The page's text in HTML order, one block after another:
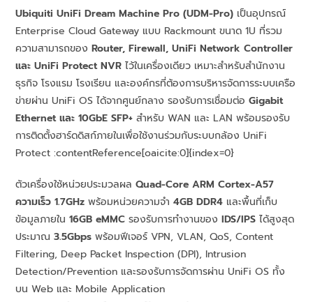
Ubiquiti UniFi Dream Machine Pro (UDM-Pro) เป็นอุปกรณ์
Enterprise Cloud Gateway แบบ Rackmount ขนาด 1U ที่รวม
ความสามารถของRouter, Firewall, UniFi Network Controller
และ UniFi Protect NVR ไว้ในเครื่องเดียว เหมาะสำหรับสำนักงาน
ธุรกิจ โรงแรม โรงเรียน และองค์กรที่ต้องการบริหารจัดการระบบเครือ
ข่ายผ่าน UniFi OS ได้จากศูนย์กลาง รองรับการเชื่อมต่อGigabit
Ethernet และ 10GbE SFP+ สำหรับ WAN และ LAN พร้อมรองรับ
การติดตั้งฮาร์ดดิสก์ภายในเพื่อใช้งานร่วมกับระบบกล้อง UniFi
Protect :contentReference[oaicite:0]{index=0}
ตัวเครื่องใช้หน่วยประมวลผลQuad-Core ARM Cortex-A57
ความเร็ว 1.7GHz พร้อมหน่วยความจำ4GB DDR4 และพื้นที่เก็บ
ข้อมูลภายใน16GB eMMC รองรับการทำงานของIDS/IPS ได้สูงสุด
ประมาณ3.5Gbps พร้อมฟีเจอร์ VPN, VLAN, QoS, Content
Filtering, Deep Packet Inspection (DPI), Intrusion
Detection/Prevention และรองรับการจัดการผ่าน UniFi OS ทั้ง
บน Web และ Mobile Application